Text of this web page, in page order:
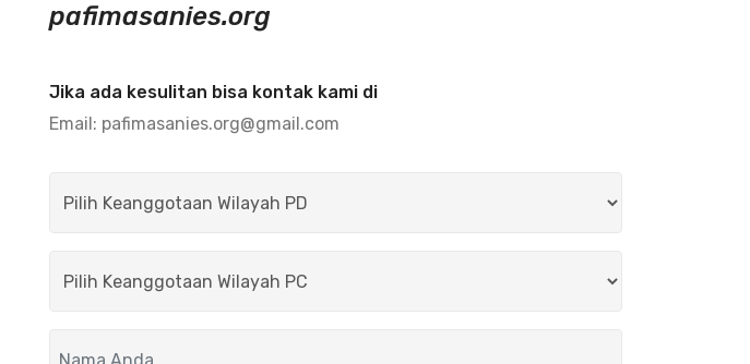
pafimasanies.org
Jika ada kesulitan bisa kontak kami di
Email: pafimasanies.org@gmail.com